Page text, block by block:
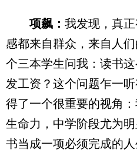
项飙： 我发现，真
感都来自群众，来自人
个三本学生问我：读书
发工资？这个问题乍一
得了一个很重要的视角
生命力，中学阶段尤为
书当成一项必须完成的